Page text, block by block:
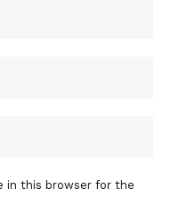
in this browser for the